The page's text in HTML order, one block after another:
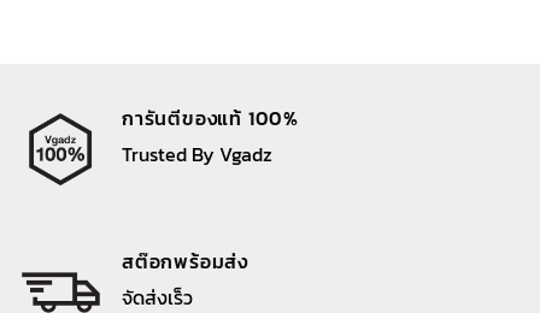
การันตีของแท้ 100%
Trusted By Vgadz
สต๊อกพร้อมส่ง
จัดส่งเร็ว